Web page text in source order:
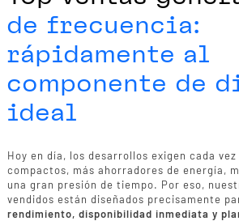
de frecuencia:
rápidamente al
componente de
ideal
Hoy en día, los desarrollos exigen cada vez
compactos, más ahorradores de energía,
una gran presión de tiempo. Por eso,
vendidos están diseñados precisamente
rendimiento, disponibilidad inmediata y